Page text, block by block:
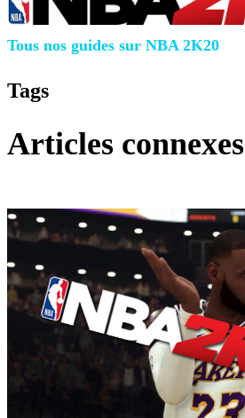
Tous nos guides sur NBA 2K20
Tags
Articles connexes